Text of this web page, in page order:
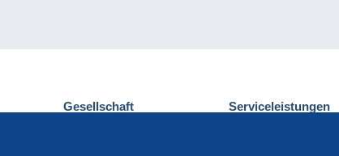
Gesellschaft Serviceleistungen